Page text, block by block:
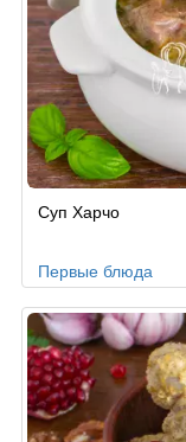
по
Суп Харчо
Первые блюда